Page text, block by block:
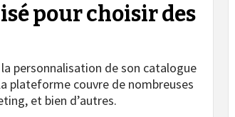
pour choisir des
personnalisation de son catalogue
plateforme couvre de nombreuses
et bien d’autres.